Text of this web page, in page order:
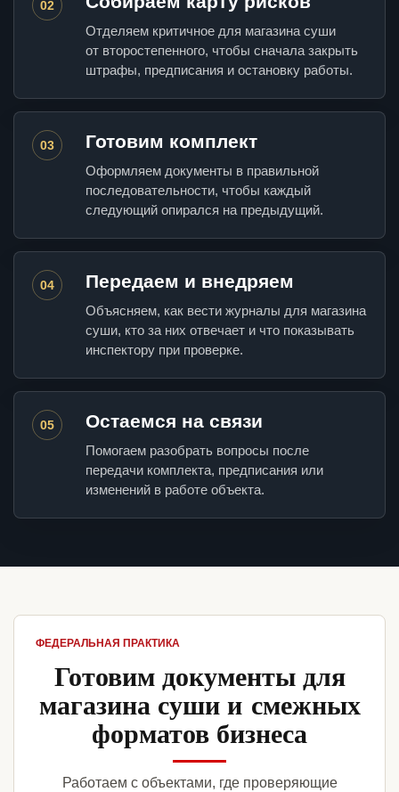
02
Отделяем критичное для магазина суши
от второстепенного, чтобы сначала закрыть
штрафы, предписания и остановку работы.
03 Готовим комплект
Оформляем документы в правильной
последовательности, чтобы каждый
следующий опирался на предыдущий.
04 Передаем и внедряем
Объясняем, как вести журналы для магазина
суши, кто за них отвечает и что показывать
инспектору при проверке.
05 Остаемся на связи
Помогаем разобрать вопросы после
передачи комплекта, предписания или
изменений в работе объекта.
ФЕДЕРАЛЬНАЯ ПРАКТИКА
Готовим документы для
магазина суши и смежных
форматов бизнеса
Работаем с объектами, где проверяющие